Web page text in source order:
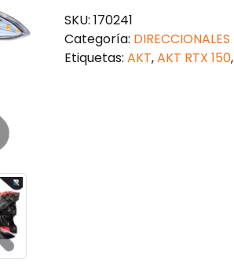
150
LED
cantidad
SKU: 170241
Categoría: DIRECCIONALES
Etiquetas: AKT,AKT RTX 150,